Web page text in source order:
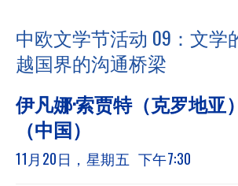
中欧文学节活动 09：文学
越国界的沟通桥梁
伊凡娜·索贾特（克罗地亚
（中国）
11月20日，星期五 下午7:30